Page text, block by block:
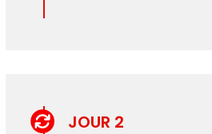
JOUR 2